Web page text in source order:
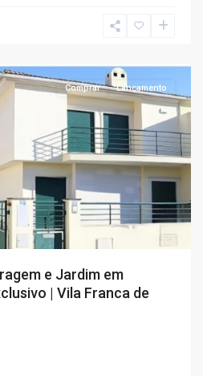
Comprar Lançamento
e Jardim em
| Vila Franca de